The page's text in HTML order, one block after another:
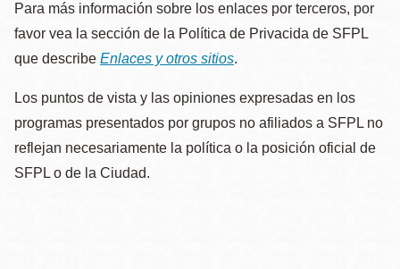
Para más información sobre los enlaces por terceros, por
favor vea la sección de la Política de Privacida de SFPL
que describe Enlaces y otros sitios.
Los puntos de vista y las opiniones expresadas en los
programas presentados por grupos no afiliados a SFPL no
reflejan necesariamente la política o la posición oficial de
SFPL o de la Ciudad.